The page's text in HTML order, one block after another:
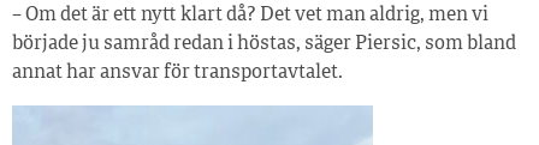
– Om det är ett nytt klart då? Det vet man aldrig, men vi
började ju samråd redan i höstas, säger Piersic, som bland
annat har ansvar för transportavtalet.